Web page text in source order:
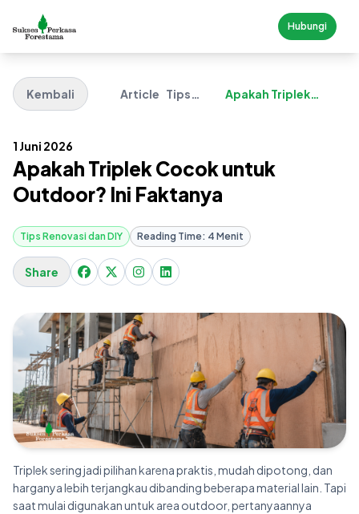
Hubungi
Kembali Article Tips
Apakah Triplek
1 Juni 2026
Apakah Triplek Cocok untuk
Outdoor? Ini Faktanya
Tips Renovasi dan DIY Reading Time: 4 Menit
Share
Triplek sering jadi pilihan karena praktis, mudah dipotong, dan
harganya lebih terjangkau dibanding beberapa material lain. Tapi
saat mulai digunakan untuk area outdoor, pertanyaannya